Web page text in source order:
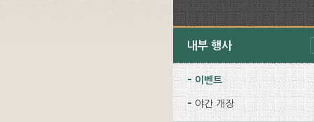
내부 행사
이벤트
야간 개장